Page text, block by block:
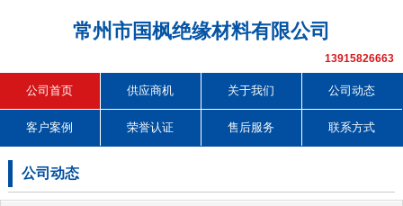
常州市国枫绝缘材料有限公司
13915826663
公司首页 供应商机 关于我们 公司动态
客户案例 荣誉认证 售后服务 联系方式
公司动态